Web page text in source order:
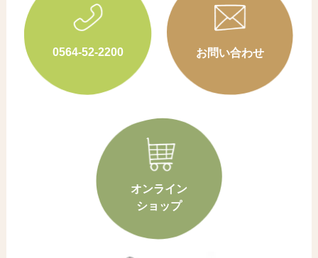
0564-52-2200 お問い合わせ
オンライン
ショップ